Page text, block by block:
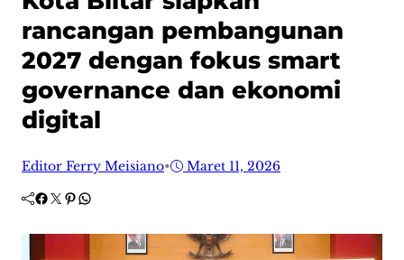
rancangan pembangunan
2027 dengan fokus smart
governance dan ekonomi
digital
Editor Ferry Meisiano• Maret 11, 2026
Facebook Twitter Pinterest WhatsApp